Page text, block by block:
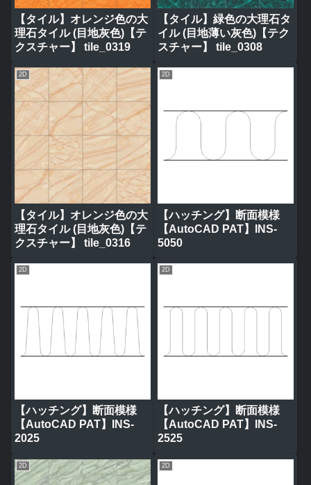
【タイル】オレンジ色の大
理石タイル (目地灰色)【テ
クスチャー】 tile_0319
【タイル】緑色の大理石タ
イル (目地薄い灰色)【テク
スチャー】 tile_0308
2D
【タイル】オレンジ色の大
理石タイル (目地灰色)【テ
クスチャー】 tile_0316
2D
【ハッチング】断面模様
【AutoCAD PAT】INS-
5050
2D
【ハッチング】断面模様
【AutoCAD PAT】INS-
2025
2D
【ハッチング】断面模様
【AutoCAD PAT】INS-
2525
2D 2D